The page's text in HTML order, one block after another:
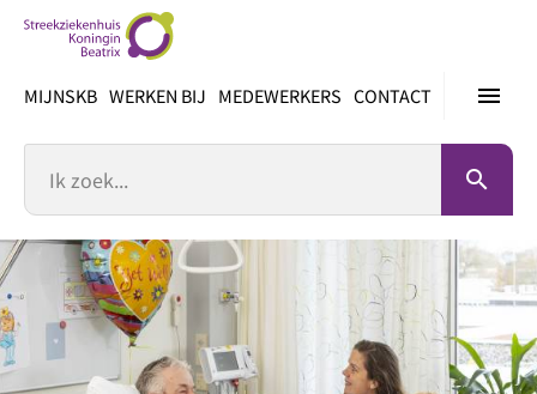
inhoud
menu
MIJNSKB WERKEN BIJ MEDEWERKERS CONTACT
search